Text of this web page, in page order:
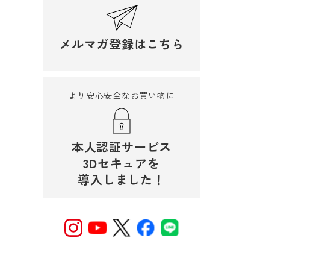
メルマガ登録はこちら
より安心安全なお買い物に
本人認証サービス
3Dセキュアを
導入しました！